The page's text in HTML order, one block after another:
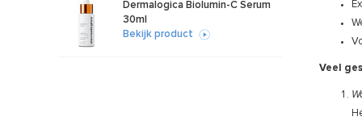
Dermalogica Biolumin-C Serum
30ml
Bekijk product
Veel